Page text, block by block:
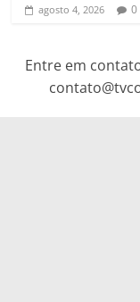
agosto 4, 2026 0
Entre em